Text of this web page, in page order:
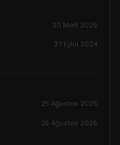
20 Mart 2025
27 Eylül 2024
25 Ağustos 2025
25 Ağustos 2025